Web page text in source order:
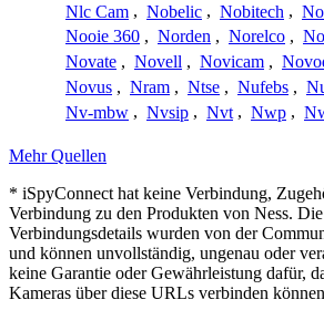
Nlc Cam , Nobelic , Nobitech ,
Nooie 360 , Norden , Norelco ,
Novate , Novell , Novicam ,
Novus , Nram , Ntse , Nufebs ,
Nv-mbw , Nvsip , Nvt , Nwp ,
Mehr Quellen
* iSpyConnect hat keine Verbindung,
Verbindung zu den Produkten von Ness.
Verbindungsdetails wurden von der
und können unvollständig, ungenau oder
keine Garantie oder Gewährleistung dafür,
Kameras über diese URLs verbinden